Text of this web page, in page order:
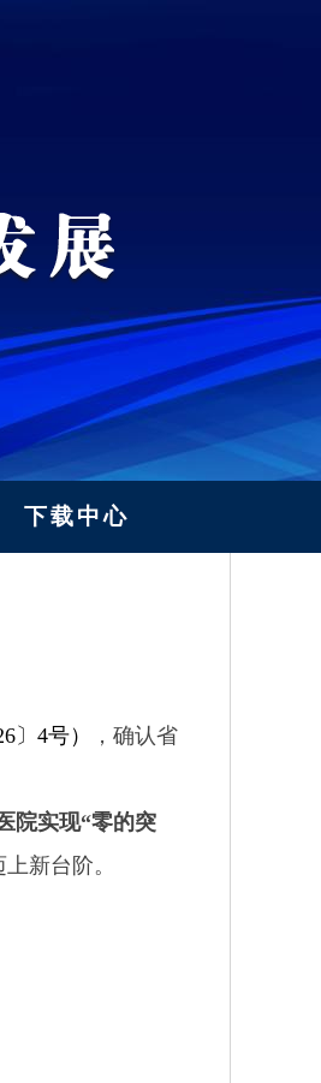
下载中心
〕 4号）
，确认省
院实现“零的突
新台阶。